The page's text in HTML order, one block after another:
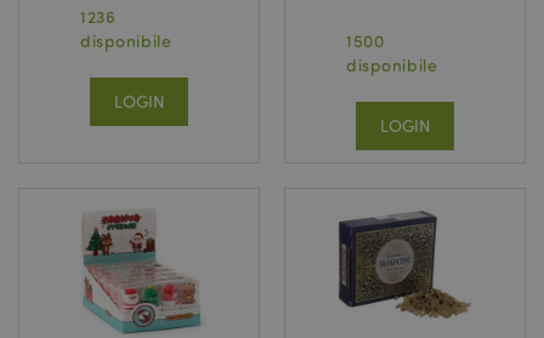
1236
disponibile
LOGIN
1500
disponibile
LOGIN